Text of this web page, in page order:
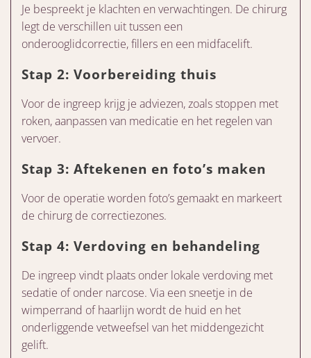
Je bespreekt je klachten en verwachtingen. De chirurg
legt de verschillen uit tussen een
onderooglidcorrectie, fillers en een midfacelift.
Stap 2: Voorbereiding thuis
Voor de ingreep krijg je adviezen, zoals stoppen met
roken, aanpassen van medicatie en het regelen van
vervoer.
Stap 3: Aftekenen en foto’s maken
Voor de operatie worden foto’s gemaakt en markeert
de chirurg de correctiezones.
Stap 4: Verdoving en behandeling
De ingreep vindt plaats onder lokale verdoving met
sedatie of onder narcose. Via een sneetje in de
wimperrand of haarlijn wordt de huid en het
onderliggende vetweefsel van het middengezicht
gelift.